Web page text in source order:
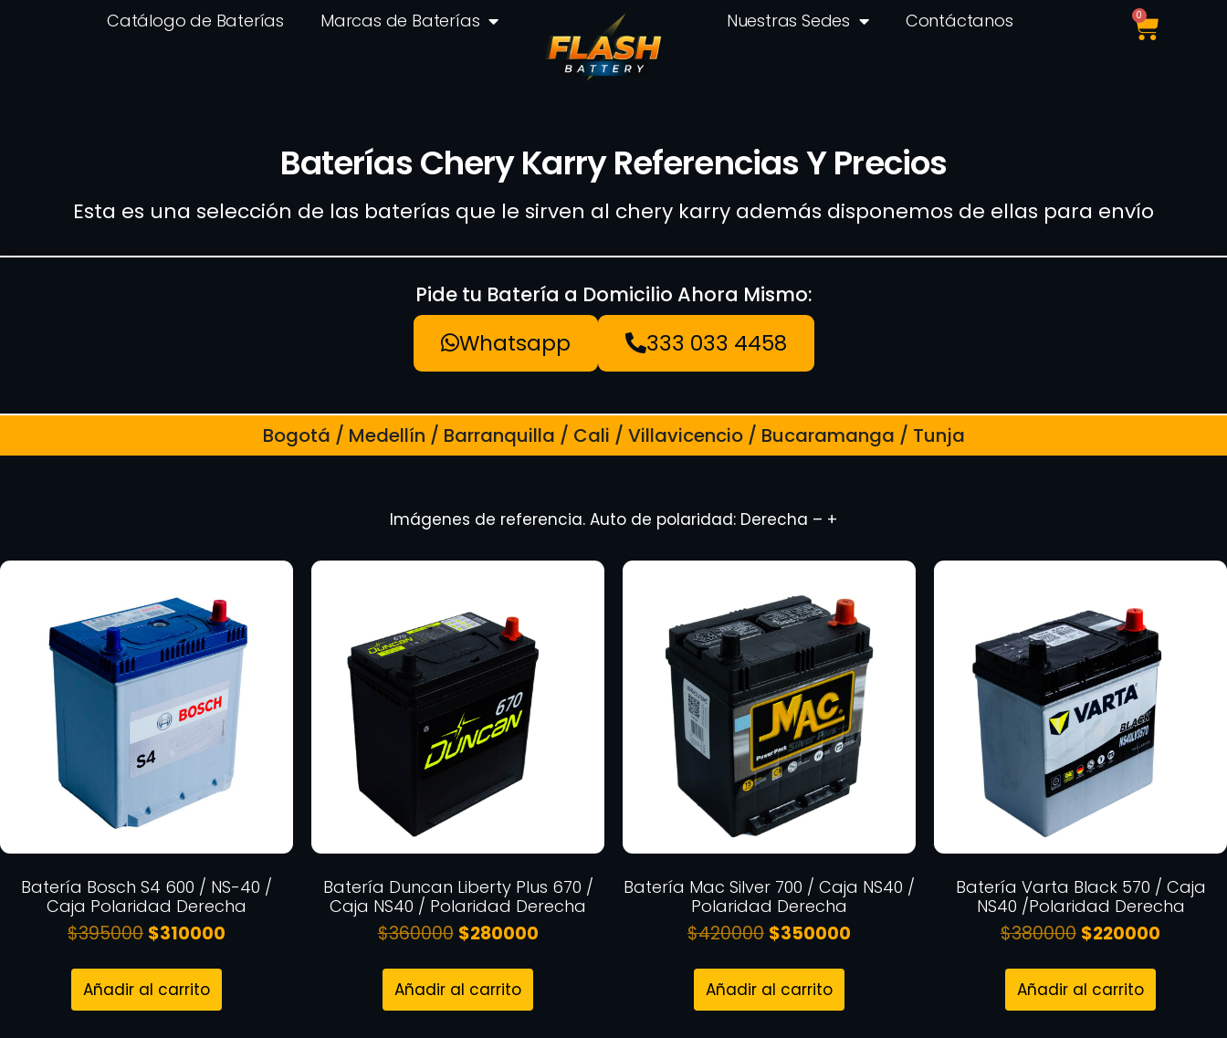
Catálogo de Baterías Marcas de Baterías Nuestras Sedes Contáctanos 0
Baterías Chery Karry Referencias Y Precios
Esta es una selección de las baterías que le sirven al chery karry además disponemos de ellas para envío
Pide tu Batería a Domicilio Ahora Mismo:
Whatsapp 333 033 4458
Bogotá / Medellín / Barranquilla / Cali / Villavicencio / Bucaramanga / Tunja
Imágenes de referencia. Auto de polaridad: Derecha – +
Batería Bosch S4 600 / NS-40 /
Caja Polaridad Derecha
$395000 $310000
Añadir al carrito
Batería Duncan Liberty Plus 670 /
Caja NS40 / Polaridad Derecha
$360000 $280000
Añadir al carrito
Batería Mac Silver 700 / Caja NS40 /
Polaridad Derecha
$420000 $350000
Añadir al carrito
Batería Varta Black 570 / Caja
NS40 /Polaridad Derecha
$380000 $220000
Añadir al carrito